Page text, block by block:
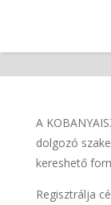
A
dolgozó
kereshető
Regisztrálja